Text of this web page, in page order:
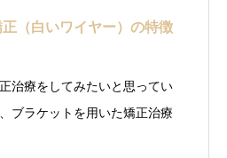
（白いワイヤー）の特徴
治療をしてみたいと思ってい
ブラケットを用いた矯正治療